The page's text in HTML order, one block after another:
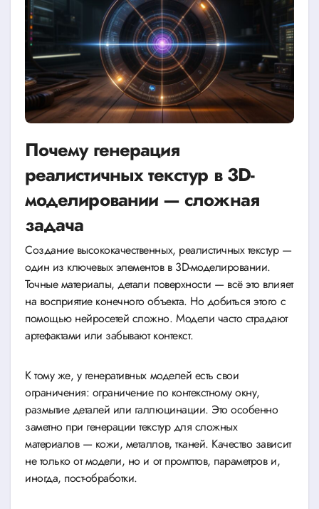
Почему генерация
реалистичных текстур в 3D-
моделировании — сложная
задача
Создание высококачественных, реалистичных текстур —
один из ключевых элементов в 3D-моделировании.
Точные материалы, детали поверхности — всё это влияет
на восприятие конечного объекта. Но добиться этого с
помощью нейросетей сложно. Модели часто страдают
артефактами или забывают контекст.
К тому же, у генеративных моделей есть свои
ограничения: ограничение по контекстному окну,
размытие деталей или галлюцинации. Это особенно
заметно при генерации текстур для сложных
материалов — кожи, металлов, тканей. Качество зависит
не только от модели, но и от промптов, параметров и,
иногда, пост-обработки.